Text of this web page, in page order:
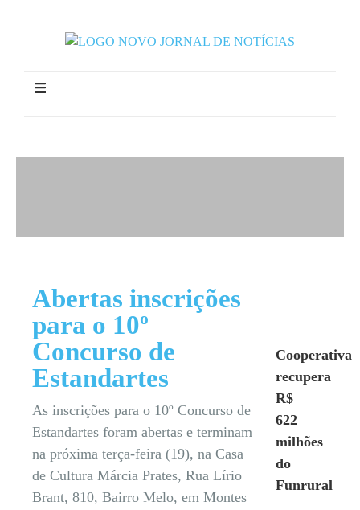
Abertas inscrições
para o 10º
Concurso de
Estandartes
As inscrições para o 10º Concurso de
Estandartes foram abertas e terminam
na próxima terça-feira (19), na Casa
de Cultura Márcia Prates, Rua Lírio
Brant, 810, Bairro Melo, em Montes
Cooperativa
recupera
R$
622
milhões
do
Funrural